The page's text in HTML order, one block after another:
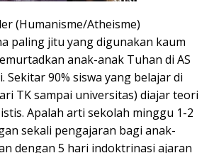
(Humanisme/Atheisme)
paling jitu yang digunakan kaum
anak-anak Tuhan di AS
Sekitar 90% siswa yang belajar di
TK sampai universitas) diajar teori
Apalah arti sekolah minggu 1-2
sekali pengajaran bagi anak-
dengan 5 hari indoktrinasi ajaran